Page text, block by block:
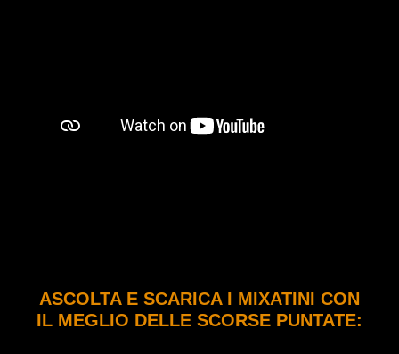
ASCOLTA E SCARICA I MIXATINI CON
IL MEGLIO DELLE SCORSE PUNTATE: